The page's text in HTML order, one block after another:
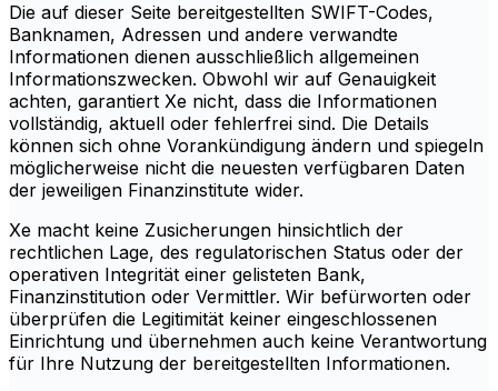
Die auf dieser Seite bereitgestellten SWIFT-Codes,
Banknamen, Adressen und andere verwandte
Informationen dienen ausschließlich allgemeinen
Informationszwecken. Obwohl wir auf Genauigkeit
achten, garantiert Xe nicht, dass die Informationen
vollständig, aktuell oder fehlerfrei sind. Die Details
können sich ohne Vorankündigung ändern und spiegeln
möglicherweise nicht die neuesten verfügbaren Daten
der jeweiligen Finanzinstitute wider.
Xe macht keine Zusicherungen hinsichtlich der
rechtlichen Lage, des regulatorischen Status oder der
operativen Integrität einer gelisteten Bank,
Finanzinstitution oder Vermittler. Wir befürworten oder
überprüfen die Legitimität keiner eingeschlossenen
Einrichtung und übernehmen auch keine Verantwortung
für Ihre Nutzung der bereitgestellten Informationen.